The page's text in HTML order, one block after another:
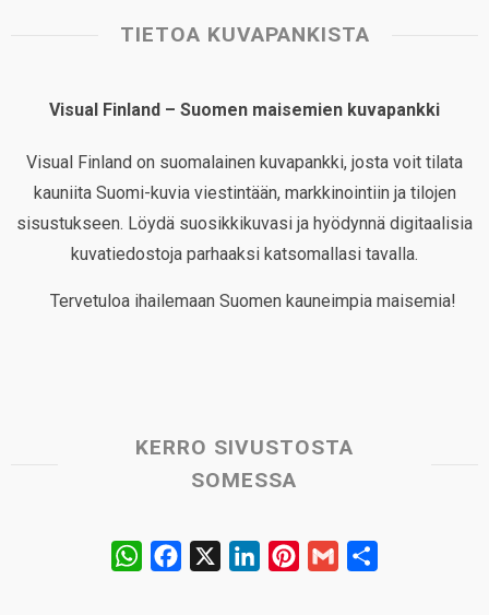
TIETOA KUVAPANKISTA
Visual Finland – Suomen maisemien kuvapankki
Visual Finland on suomalainen kuvapankki, josta voit tilata
kauniita Suomi-kuvia viestintään, markkinointiin ja tilojen
sisustukseen. Löydä suosikkikuvasi ja hyödynnä digitaalisia
kuvatiedostoja parhaaksi katsomallasi tavalla.
Tervetuloa ihailemaan Suomen kauneimpia maisemia!
KERRO SIVUSTOSTA
SOMESSA
W